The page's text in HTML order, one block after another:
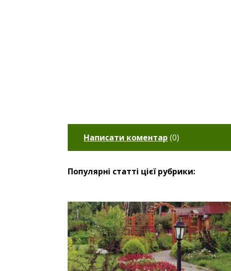
Написати коментар (0)
Популярні статті цієї рубрики: